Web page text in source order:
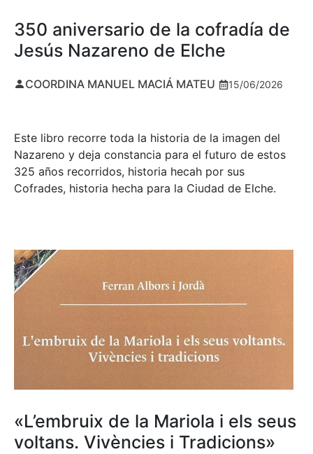
350 aniversario de la cofradía de
Jesús Nazareno de Elche
COORDINA MANUEL MACIÁ MATEU 15/06/2026
Este libro recorre toda la historia de la imagen del
Nazareno y deja constancia para el futuro de estos
325 años recorridos, historia hecah por sus
Cofrades, historia hecha para la Ciudad de Elche.
«L’embruix de la Mariola i els seus
voltans. Vivències i Tradicions»